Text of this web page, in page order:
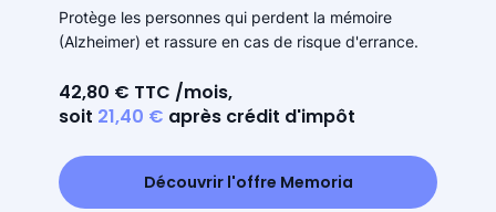
Protège les personnes qui perdent la mémoire
(Alzheimer) et rassure en cas de risque d'errance.
42,80 € TTC /mois,
soit 21,40 € après crédit d'impôt
Découvrir l'offre Memoria